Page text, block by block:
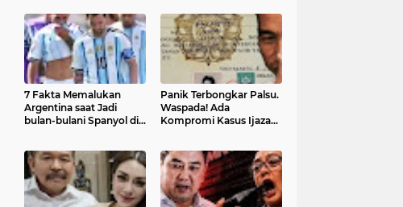
7 Fakta Memalukan
Argentina saat Jadi
bulan-bulani Spanyol di
Panik Terbongkar Palsu.
Waspada! Ada
Kompromi Kasus Ijazah